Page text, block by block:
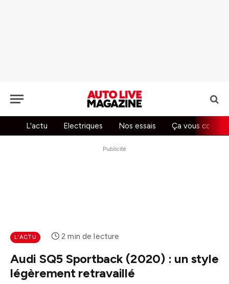
L'actu Electriques Nos essais Ça vous
Publicité
L'ACTU 2 min de lecture
Audi SQ5 Sportback (2020) : un style
légèrement retravaillé